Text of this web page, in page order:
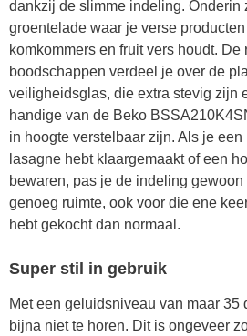
dankzij de slimme indeling. Onderin
groentelade waar je verse
komkommers en fruit vers houdt. De
boodschappen verdeel je over de
veiligheidsglas, die extra stevig zijn
handige van de Beko
in hoogte verstelbaar zijn. Als je een
lasagne hebt klaargemaakt of een
bewaren, pas je de indeling
genoeg ruimte, ook voor die ene
hebt gekocht dan normaal.
Super stil in gebruik
Met een geluidsniveau van maar
bijna niet te horen. Dit is ongeveer